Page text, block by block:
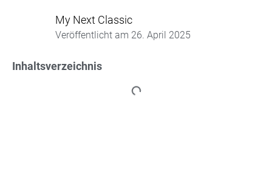
My Next Classic
Veröffentlicht am 26. April 2025
Inhaltsverzeichnis